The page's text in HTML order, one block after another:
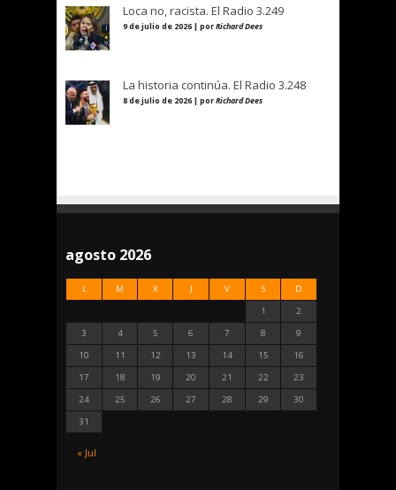
Loca no, racista. El Radio 3.249
9 de julio de 2026 | porRichard Dees
La historia continúa. El Radio 3.248
8 de julio de 2026 | porRichard Dees
agosto 2026
L M X J V S D
« Jul
1
2
3
4 5 6 7 8
9
10
11 12 13 14 15
16
17
18 19 20 21 22
23
24
25 26 27 28 29
30
31